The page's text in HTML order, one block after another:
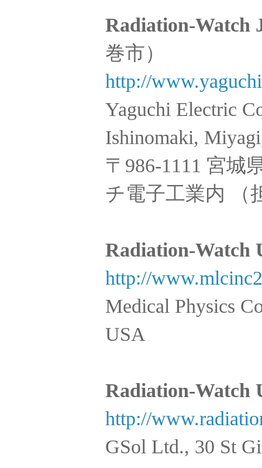
Radiation-Watch
巻市）
http://
Yaguchi Electric
Ishinomaki,
〒986-1111 宮城
チ電子工業内 （
Radiation-Watch
http://
Medical Physics
USA
Radiation-Watch
http://
GSol Ltd., 30 St